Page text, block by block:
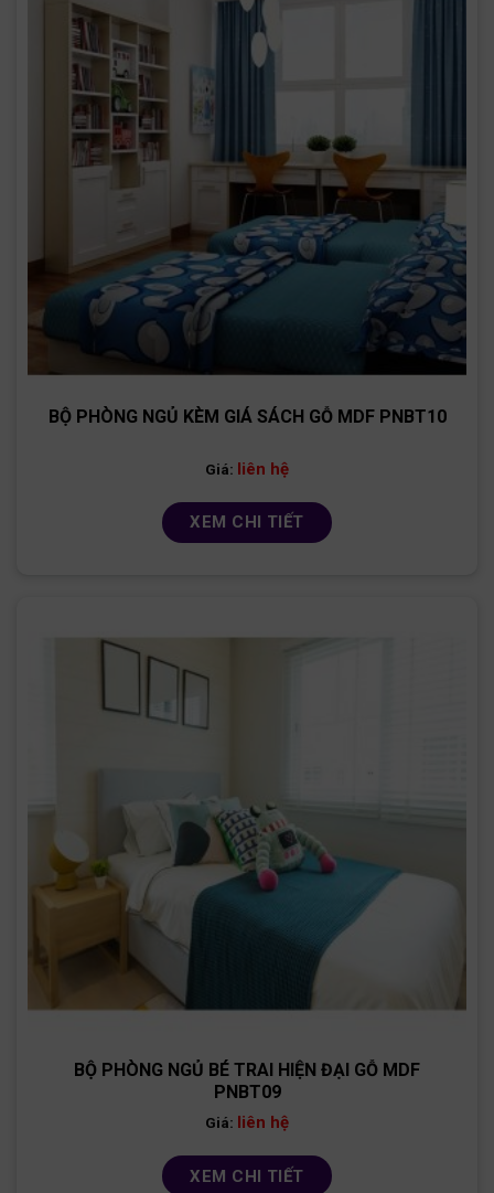
BỘ PHÒNG NGỦ KÈM GIÁ SÁCH GỖ MDF PNBT10
Giá: liên hệ
XEM CHI TIẾT
BỘ PHÒNG NGỦ BÉ TRAI HIỆN ĐẠI GỖ MDF
PNBT09
Giá: liên hệ
XEM CHI TIẾT